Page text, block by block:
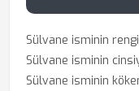
Sülvane isminin
Sülvane isminin
Sülvane isminin